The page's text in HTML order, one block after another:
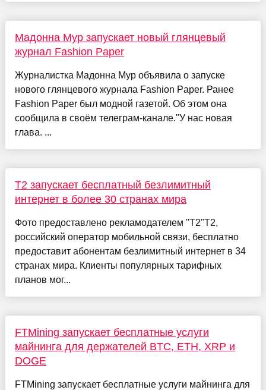
Мадонна Мур запускает новый глянцевый
журнал Fashion Paper
Журналистка Мадонна Мур объявила о запуске
нового глянцевого журнала Fashion Paper. Ранее
Fashion Paper был модной газетой. Об этом она
сообщила в своём телеграм-канале."У нас новая
глава. ...
Т2 запускает бесплатный безлимитный
интернет в более 30 странах мира
Фото предоставлено рекламодателем "Т2"T2,
российский оператор мобильной связи, бесплатно
предоставит абонентам безлимитный интернет в 34
странах мира. Клиенты популярных тарифных
планов мог...
FTMining запускает бесплатные услуги
майнинга для держателей BTC, ETH, XRP и
DOGE
FTMining запускает бесплатные услуги майнинга для